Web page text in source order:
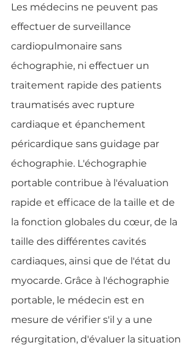
Les médecins ne peuvent pas
effectuer de surveillance
cardiopulmonaire sans
échographie, ni effectuer un
traitement rapide des patients
traumatisés avec rupture
cardiaque et épanchement
péricardique sans guidage par
échographie. L'échographie
portable contribue à l'évaluation
rapide et efficace de la taille et de
la fonction globales du cœur, de la
taille des différentes cavités
cardiaques, ainsi que de l'état du
myocarde. Grâce à l'échographie
portable, le médecin est en
mesure de vérifier s'il y a une
régurgitation, d'évaluer la situation